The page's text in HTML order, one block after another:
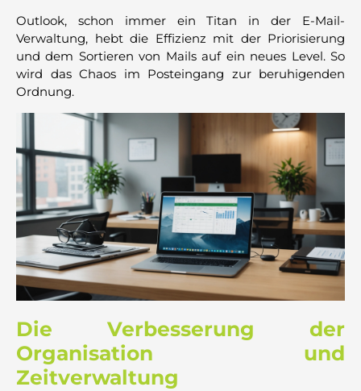
Outlook, schon immer ein Titan in der E-Mail-
Verwaltung, hebt die Effizienz mit der Priorisierung
und dem Sortieren von Mails auf ein neues Level. So
wird das Chaos im Posteingang zur beruhigenden
Ordnung.
Die Verbesserung der
Organisation und
Zeitverwaltung